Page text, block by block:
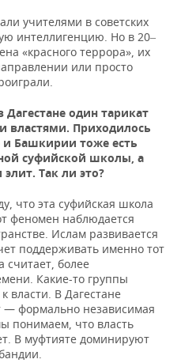
учителями в советских
интеллигенцию. Но в 20–
«красного террора», их
или просто
один тарикат
властями. Приходилось
и Башкирии тоже есть
суфийской школы, а
Так ли это?
что эта суфийская школа
феномен наблюдается
Ислам развивается
поддерживать именно тот
считает, более
Какие-то группы
власти. В Дагестане
— формально независимая
понимаем, что власть
В муфтияте доминируют